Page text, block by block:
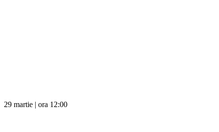
29 martie | ora 12:00